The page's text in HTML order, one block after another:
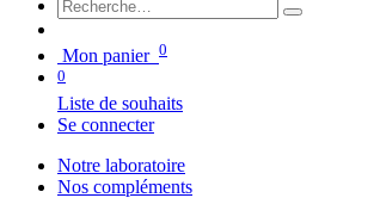
Mon panier 0
0
Liste de souhaits
Se connecter
Notre laboratoire
Nos compléments